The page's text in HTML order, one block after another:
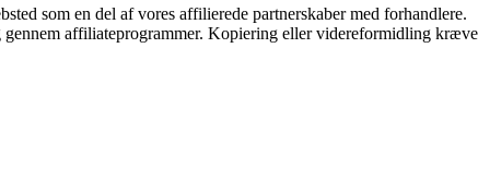
som en del af vores affilierede partnerskaber med forhandlere.
affiliateprogrammer. Kopiering eller videreformidling